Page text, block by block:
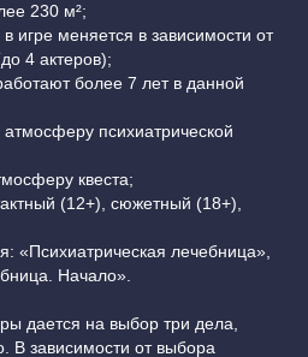
230 м²;
игре меняется в зависимости от
4 актеров);
более 7 лет в данной
психиатрической
квеста;
(12+), сюжетный (18+),
«Психиатрическая лечебница»,
Начало».
дается на выбор три дела,
В зависимости от выбора